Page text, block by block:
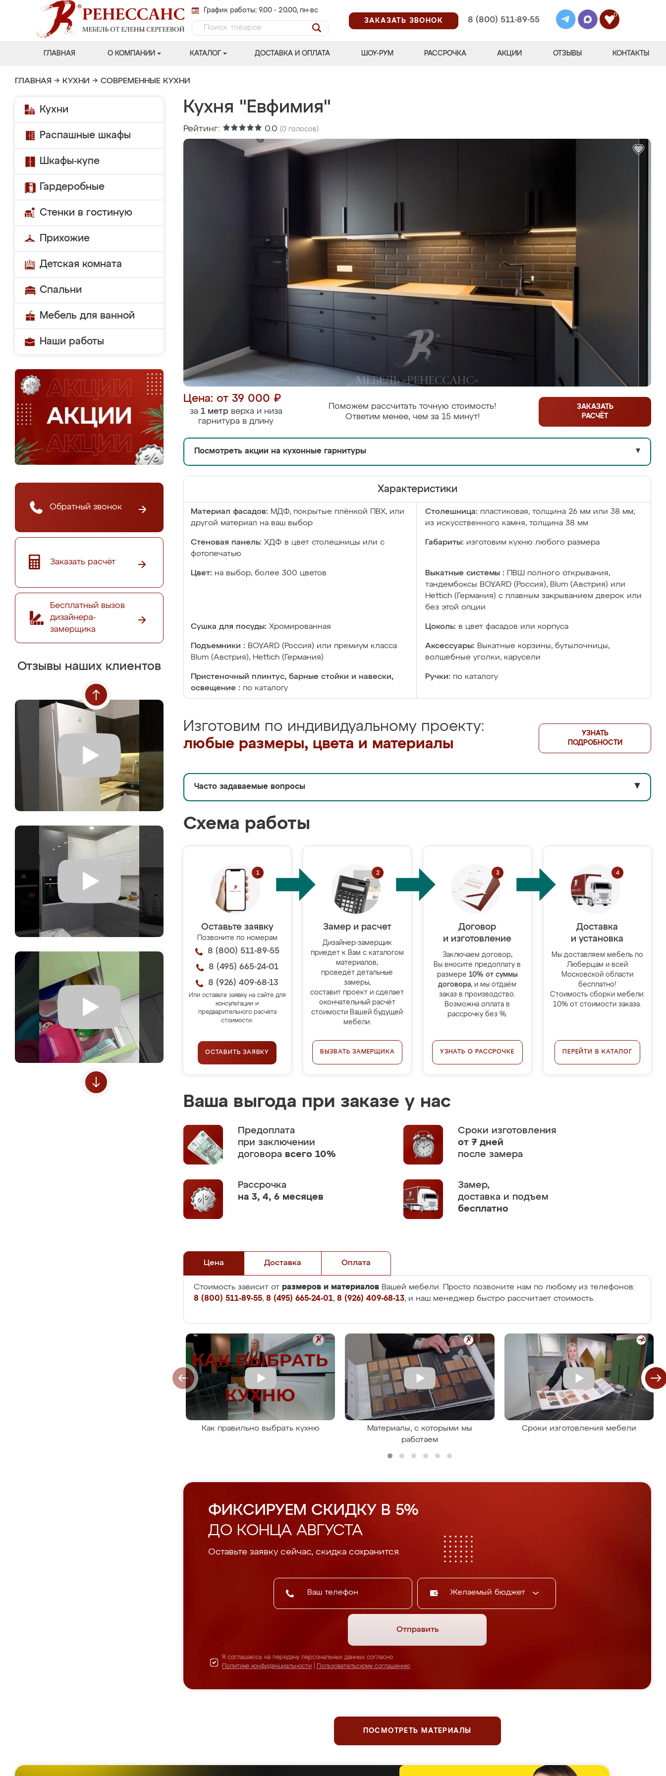
График работы: 9.00 - 20.00, пн-вс
ЗАКАЗАТЬ ЗВОНОК
8 (800) 511-89-55
0
ГЛАВНАЯ О КОМПАНИИ КАТАЛОГ ДОСТАВКА И ОПЛАТА ШОУ-РУМ РАССРОЧКА АКЦИИ ОТЗЫВЫ КОНТАКТЫ
ГЛАВНАЯ → КУХНИ → СОВРЕМЕННЫЕ КУХНИ
Кухни
Распашные шкафы
Шкафы-купе
Гардеробные
Стенки в гостиную
Прихожие
Детская комната
Спальни
Мебель для ванной
Наши работы
Обратный звонок
Заказать расчёт
Бесплатный вызов
дизайнера-
замерщика
Отзывы наших клиентов
Кухня "Евфимия"
Рейтинг: 0.0 (0 голосов)
Цена: от 39 000 ₽
за 1 метрверха и низа
гарнитура в длину
Поможем рассчитать точную стоимость!
Ответим менее, чем за 15 минут!
ЗАКАЗАТЬ
РАСЧЁТ
Посмотреть акции на кухонные гарнитуры ▼
Характеристики
Материал фасадов: МДФ, покрытые плёнкой ПВХ, или
другой материал на ваш выбор
Столешница: пластиковая, толщина 26 мм или 38 мм;
из искусственного камня, толщина 38 мм
Стеновая панель: ХДФ в цвет столешницы или с
фотопечатью
Габариты: изготовим кухню любого размера
Цвет: на выбор, более 300 цветов Выкатные системы :
ПВШ полного открывания,
тандембоксы BOYARD (Россия), Blum (Австрия) или
Hettich (Германия) с плавным закрыванием дверок или
без этой опции
Сушка для посуды: Хромированная Цоколь: в цвет фасадов или корпуса
Подъемники : BOYARD (Россия) или премиум класса
Blum (Австрия), Hettich (Германия)
Аксессуары: Выкатные корзины, бутылочницы,
волшебные уголки, карусели
Пристеночный плинтус, барные стойки и навески,
освещение : по каталогу
Ручки: по каталогу
Изготовим по индивидуальному проекту:
любые размеры, цвета и материалы
УЗНАТЬ
ПОДРОБНОСТИ
Часто задаваемые вопросы ▼
Схема работы
Оставьте заявку
Позвоните по номерам
8 (800) 511-89-55
8 (495) 665-24-01
8 (926) 409-68-13
Или оставьте заявку на сайте для
консультации и
предварительного расчёта
стоимости.
ОСТАВИТЬ ЗАЯВКУ
Замер и расчет
Дизайнер-замерщик
приедет к Вам с каталогом
материалов,
проведёт детальные
замеры,
составит проект и сделает
окончательный расчёт
стоимости Вашей будущей
мебели.
ВЫЗВАТЬ ЗАМЕРЩИКА
Договор
и изготовление
Заключаем договор,
Вы вносите предоплату в
размере 10% от суммы
договора, и мы отдаём
заказ в производство.
Возможна оплата в
рассрочку без %.
УЗНАТЬ О РАССРОЧКЕ
Доставка
и установка
Мы доставляем мебель по
Люберцам и всей
Московской области
бесплатно!
Стоимость сборки мебели:
10% от стоимости заказа.
ПЕРЕЙТИ В КАТАЛОГ
Ваша выгода при заказе у нас
Предоплата
при заключении
договора всего 10%
Сроки изготовления
от 7 дней
после замера
Рассрочка
на 3, 4, 6 месяцев
Замер,
доставка и подъем
бесплатно
Цена Доставка Оплата
Стоимость зависит от размеров и материалов Вашей мебели. Просто позвоните нам по любому из телефонов:
8 (800) 511-89-55, 8 (495) 665-24-01, 8 (926) 409-68-13, и наш менеджер быстро рассчитает стоимость.
Как правильно выбрать кухню
Материалы, с которыми мы
работаем
Сроки изготовления мебели
ФИКСИРУЕМ СКИДКУ В 5%
ДО КОНЦА АВГУСТА
Оставьте заявку сейчас, скидка сохранится.
Желаемый бюджет
Отправить
Я соглашаюсь на передачу персональных данных согласно
Политике конфиденциальности
Пользовательскому соглашению
ПОСМОТРЕТЬ МАТЕРИАЛЫ